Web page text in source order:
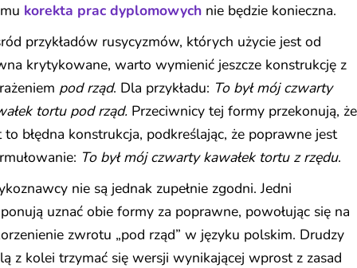
korekta prac dyplomowych nie będzie konieczna.
przykładów rusycyzmów, których użycie jest od
krytykowane, warto wymienić jeszcze konstrukcję z
pod rząd. Dla przykładu: To był mój czwarty
tortu pod rząd. Przeciwnicy tej formy przekonują, że
to błędna konstrukcja, podkreślając, że poprawne jest
To był mój czwarty kawałek tortu z rzędu.
nie są jednak zupełnie zgodni. Jedni
uznać obie formy za poprawne, powołując się na
zwrotu „pod rząd” w języku polskim. Drudzy
z kolei trzymać się wersji wynikającej wprost z zasad